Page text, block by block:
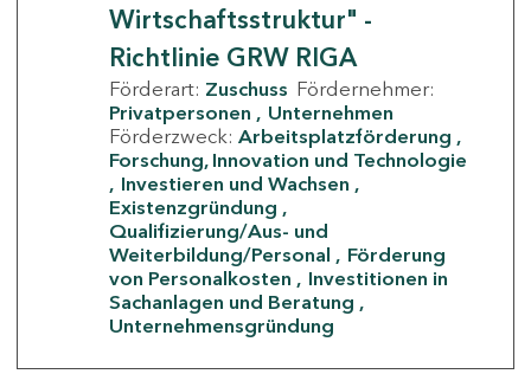
Wirtschaftsstruktur" -
Richtlinie GRW RIGA
Förderart: Zuschuss Fördernehmer:
Privatpersonen
Unternehmen
Förderzweck: Arbeitsplatzförderung
Forschung, Innovation und Technologie
Investieren und Wachsen
Existenzgründung
Qualifizierung/Aus- und
Weiterbildung/Personal
Förderung
von Personalkosten
Investitionen in
Sachanlagen und Beratung
Unternehmensgründung